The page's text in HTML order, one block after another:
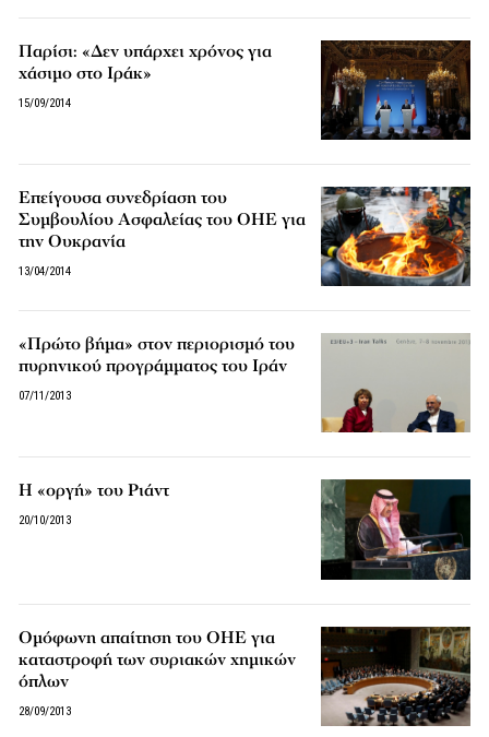
Παρίσι: «Δεν υπάρχει χρόνος για
χάσιμο στο Ιράκ»
15/09/2014
Επείγουσα συνεδρίαση του
Συμβουλίου Ασφαλείας του ΟΗΕ για
την Ουκρανία
13/04/2014
«Πρώτο βήμα» στον περιορισμό του
πυρηνικού προγράμματος του Ιράν
07/11/2013
Η «οργή» του Ριάντ
20/10/2013
Ομόφωνη απαίτηση του ΟΗΕ για
καταστροφή των συριακών χημικών
όπλων
28/09/2013